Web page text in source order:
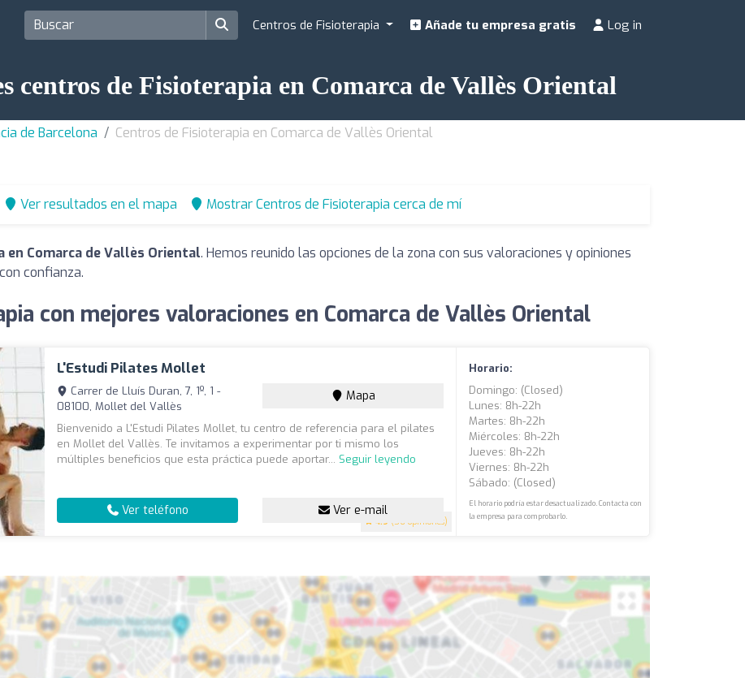
Centros de Fisioterapia Añade tu empresa gratis Log in
centros de Fisioterapia en Comarca de Vallès Oriental
de Barcelona Centros de Fisioterapia en Comarca de Vallès Oriental
Ver resultados en el mapa Mostrar Centros de Fisioterapia cerca de mí
en Comarca de Vallès Oriental. Hemos reunido las opciones de la zona con sus valoraciones y opiniones
confianza.
con mejores valoraciones en Comarca de Vallès Oriental
L'Estudi Pilates Mollet
4.9 (56 opiniones)
Carrer de Lluís Duran, 7, 1º, 1 -
08100, Mollet del Vallès
Mapa
Bienvenido a L'Estudi Pilates Mollet, tu centro de referencia para el pilates
en Mollet del Vallès. Te invitamos a experimentar por ti mismo los
múltiples beneficios que esta práctica puede aportar... Seguir leyendo
Ver teléfono Ver e-mail
Horario:
Domingo: (closed)
Lunes: 8h-22h
Martes: 8h-22h
Miércoles: 8h-22h
Jueves: 8h-22h
Viernes: 8h-22h
Sábado: (closed)
El horario podría estar desactualizado. Contacta con
la empresa para comprobarlo.